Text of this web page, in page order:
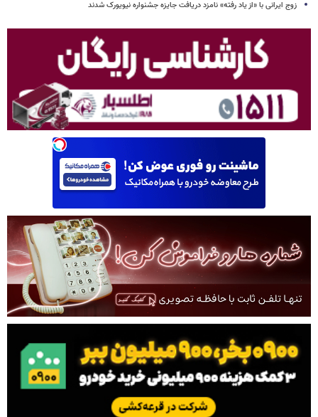
زوج ایرانی با «از یاد رفته» نامزد دریافت جایزه جشنواره نیویورک شدند